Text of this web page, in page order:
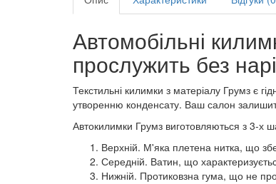
Автомобільні
прослужить без
Текстильні килимки з матеріалу Грумз є
утворенню конденсату. Ваш салон
Автокилимки Грумз виготовляються з 3-х
Верхній. М'яка плетена нитка, що
Середній. Ватин, що
Нижній. Протиковзна гума, що не